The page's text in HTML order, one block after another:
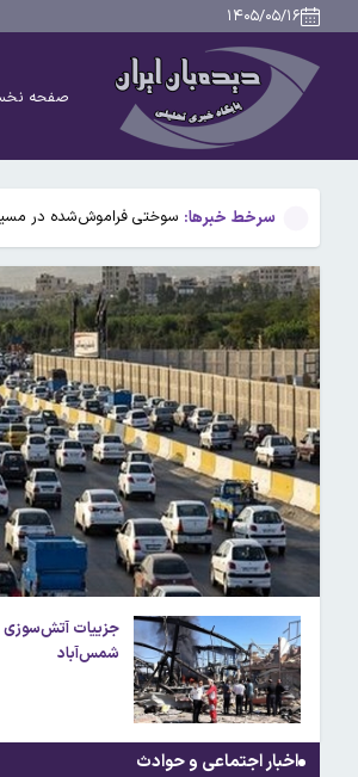
۱۴۰۵/۰۵/۱۶
صفحه
سرخط خبرها:
۴۹ سال پیش در چنین روزی؛ جمشید آموزگار نخست وزیر شد/اسامی اعضای کابینه
۹ حقیقت درباره داریوش هخامنشی که شاید نمی‌دانستید
بیفوما در پرسپولیس
سوختی فراموش‌شده در
نتایج تحقیق روی ۱۰ میلیون فرزند: ترتیب تولد بر بروز بیماری‌ها تأثیر می‌گذارد
۴۹ سال پیش در چنین روزی؛ جمشید آموزگار نخست وزیر شد/اسامی اعضای کابینه
۹ حقیقت درباره داریوش هخامنشی که شاید نمی‌دانستید
بیفوما در پرسپولیس
جزییات
شمس‌آباد
اخبار اجتماعی و حوادث